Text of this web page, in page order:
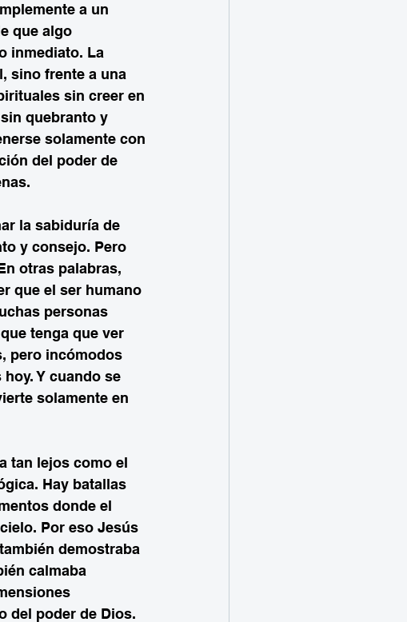
a un
que algo
inmediato. La
sino frente a una
sin creer en
quebranto y
solamente con
del poder de
la sabiduría de
y consejo. Pero
otras palabras,
que el ser humano
personas
tenga que ver
pero incómodos
Y cuando se
solamente en
tan lejos como el
Hay batallas
donde el
Por eso Jesús
demostraba
calmaba
del poder de Dios.